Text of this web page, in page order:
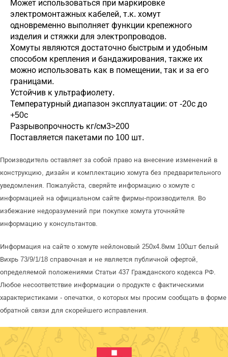
Может использоваться при маркировке
электромонтажных кабелей, т.к. хомут
одновременно выполняет функции крепежного
изделия и стяжки для электропроводов.
Хомуты являются достаточно быстрым и удобным
способом крепления и бандажирования, также их
можно использовать как в помещении, так и за его
границами.
Устойчив к ультрафиолету.
Температурный диапазон эксплуатации: от -20с до
+50с
Разрывопрочность кг/см3>200
Поставляется пакетами по 100 шт.
Производитель оставляет за собой право на внесение изменений в
конструкцию, дизайн и комплектацию хомута без предварительного
уведомления. Пожалуйста, сверяйте информацию о хомуте с
информацией на официальном сайте фирмы-производителя. Во
избежание недоразумений при покупке хомута уточняйте
информацию у консультантов.
Информация на сайте о хомуте нейлоновый 250х4.8мм 100шт белый
Вихрь 73/9/1/18 справочная и не является публичной офертой,
определяемой положениями Статьи 437 Гражданского кодекса РФ.
Любое несоответствие информации о продукте с фактическими
характеристиками - опечатки, о которых мы просим сообщать в форме
обратной связи для скорейшего исправления.